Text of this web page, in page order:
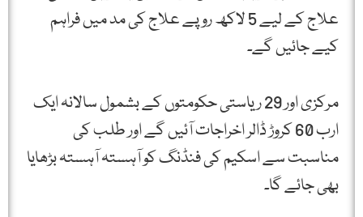
علاج کے لیے 5 لاکھ روپے علاج کی مد میں فراہم
کیے جائیں گے۔
مرکزی اور 29 ریاستی حکومتوں کے بشمول سالانہ ایک
ارب 60 کروڑ ڈالر اخراجات آئیں گے اور طلب کی
مناسبت سے اسکیم کی فنڈنگ کو آہستہ آہستہ بڑھایا
بھی جائے گا۔